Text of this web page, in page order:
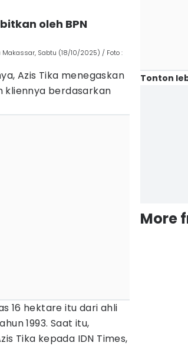
oleh BPN
Sabtu (18/10/2025) / Foto :
Azis Tika menegaskan
kliennya berdasarkan
16 hektare itu dari ahli
1993. Saat itu,
Tika kepada IDN Times,
Tonton
More